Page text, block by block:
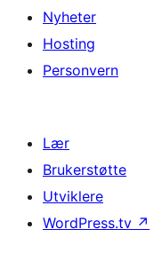
Nyheter
Hosting
Personvern
Lær
Brukerstøtte
Utviklere
WordPress.tv ↗